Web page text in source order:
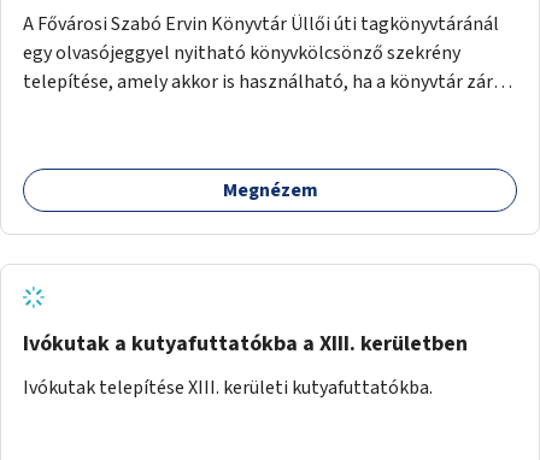
A Fővárosi Szabó Ervin Könyvtár Üllői úti tagkönyvtáránál
egy olvasójeggyel nyitható könyvkölcsönző szekrény
telepítése, amely akkor is használható, ha a könyvtár zárva
Megnézem
Ivókutak a kutyafuttatókba a XIII. kerületben
Ivókutak telepítése XIII. kerületi kutyafuttatókba.